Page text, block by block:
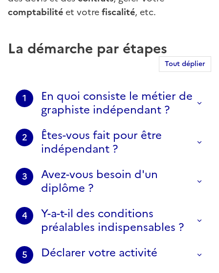
comptabilité et votrefiscalité, etc.
La démarche par étapes
Tout déplier
1
En quoi consiste le métier de
graphiste indépendant ?
2
Êtes-vous fait pour être
indépendant ?
3
Avez-vous besoin d'un
diplôme ?
4
Y-a-t-il des conditions
préalables indispensables ?
5 Déclarer votre activité